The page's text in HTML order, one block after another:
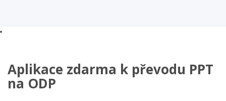
Aplikace zdarma k převodu PPT
na ODP